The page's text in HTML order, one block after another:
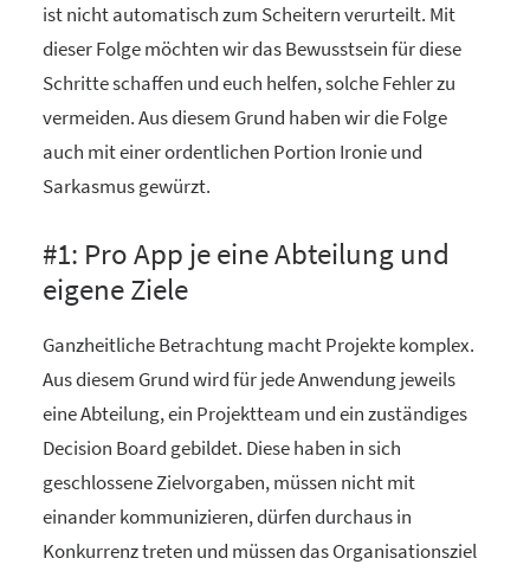
ist nicht automatisch zum Scheitern verurteilt. Mit
dieser Folge möchten wir das Bewusstsein für diese
Schritte schaffen und euch helfen, solche Fehler zu
vermeiden. Aus diesem Grund haben wir die Folge
auch mit einer ordentlichen Portion Ironie und
Sarkasmus gewürzt.
#1: Pro App je eine Abteilung und
eigene Ziele
Ganzheitliche Betrachtung macht Projekte komplex.
Aus diesem Grund wird für jede Anwendung jeweils
eine Abteilung, ein Projektteam und ein zuständiges
Decision Board gebildet. Diese haben in sich
geschlossene Zielvorgaben, müssen nicht mit
einander kommunizieren, dürfen durchaus in
Konkurrenz treten und müssen das Organisationsziel